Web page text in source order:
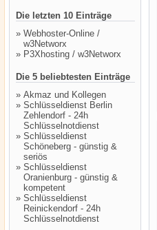
Die letzten 10 Einträge
» Webhoster-Online /
w3Networx
» P3Xhosting / w3Networx
Die 5 beliebtesten Einträge
» Akmaz und Kollegen
» Schlüsseldienst Berlin
Zehlendorf - 24h
Schlüsselnotdienst
» Schlüsseldienst
Schöneberg - günstig &
seriös
» Schlüsseldienst
Oranienburg - günstig &
kompetent
» Schlüsseldienst
Reinickendorf - 24h
Schlüsselnotdienst